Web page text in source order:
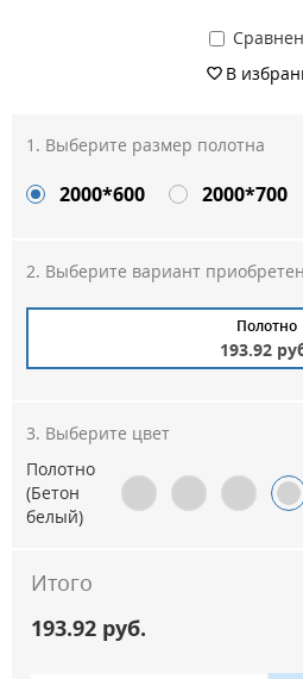
В
Выберите размер полотна
2000*600 2000*700
Выберите вариант
Полотно
193.92
Выберите цвет
Полотно
(Бетон
белый)
Итого
193.92 руб.